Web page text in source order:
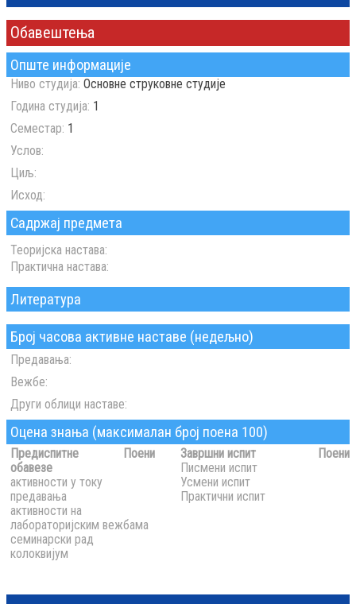
Опште информације
Ниво студија: Основне струковне студије
Година студија: 1
Семестар: 1
Услов:
Циљ:
Исход:
Садржај предмета
Теоријска настава:
Практична настава:
Литература
Број часова активне наставе (недељно)
Предавања:
Вежбе:
Други облици наставе:
Оцена знања (максималан број поена 100)
Предиспитне
обавезе
Поени
активности у току
предавања
активности на
лабораторијским вежбама
семинарски рад
колоквијум
Завршни испит
Поени
Писмени испит
Усмени испит
Практични испит
Обавештења